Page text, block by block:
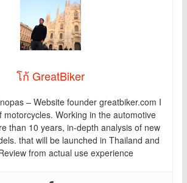
โก้ GreatBiker
– Website founder greatbiker.com I
motorcycles. Working in the automotive
than 10 years, in-depth analysis of new
that will be launched in Thailand and
from actual use experience